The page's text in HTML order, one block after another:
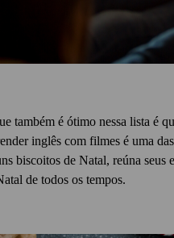
também é ótimo nessa lista é
inglês com filmes é uma
biscoitos de Natal, reúna
de todos os tempos.